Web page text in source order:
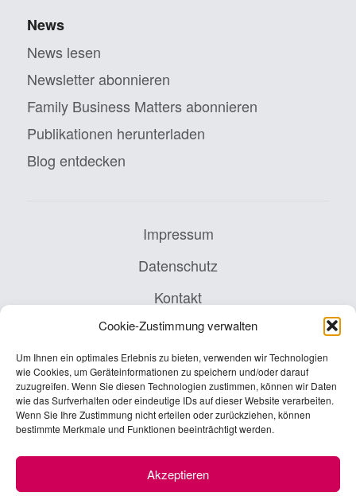
Cookie-Zustimmung verwalten
Um Ihnen ein optimales Erlebnis zu bieten, verwenden wir Technologien
wie Cookies, um Geräteinformationen zu speichern und/oder darauf
zuzugreifen. Wenn Sie diesen Technologien zustimmen, können wir Daten
wie das Surfverhalten oder eindeutige IDs auf dieser Website verarbeiten.
Wenn Sie Ihre Zustimmung nicht erteilen oder zurückziehen, können
bestimmte Merkmale und Funktionen beeinträchtigt werden.
Akzeptieren
News
News lesen
Newsletter abonnieren
Family Business Matters abonnieren
Publikationen herunterladen
Blog entdecken
Impressum
Datenschutz
Kontakt
AGB
Cookie-Richtlinie (EU)
INTES is a family member of PwC Germany.